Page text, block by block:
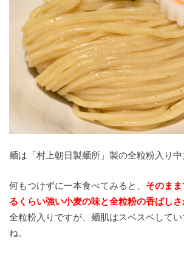
麺は「村上朝日製麺所」製の全粒粉入り中
何もつけずに一本食べてみると、 そのま
るくらい強い小麦の味と全粒粉の香ばしさ
全粒粉入りですが、麺肌はスベスベして
ね。